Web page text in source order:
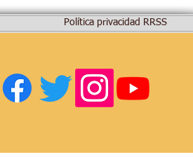
Política privacidad RRSS